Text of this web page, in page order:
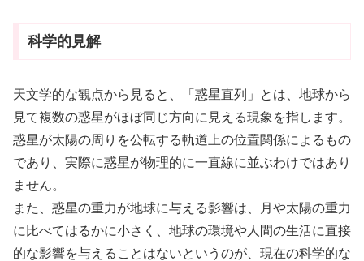
科学的見解
天文学的な観点から見ると、「惑星直列」とは、地球から
見て複数の惑星がほぼ同じ方向に見える現象を指します。
惑星が太陽の周りを公転する軌道上の位置関係によるもの
であり、実際に惑星が物理的に一直線に並ぶわけではあり
ません。
また、惑星の重力が地球に与える影響は、月や太陽の重力
に比べてはるかに小さく、地球の環境や人間の生活に直接
的な影響を与えることはないというのが、現在の科学的な